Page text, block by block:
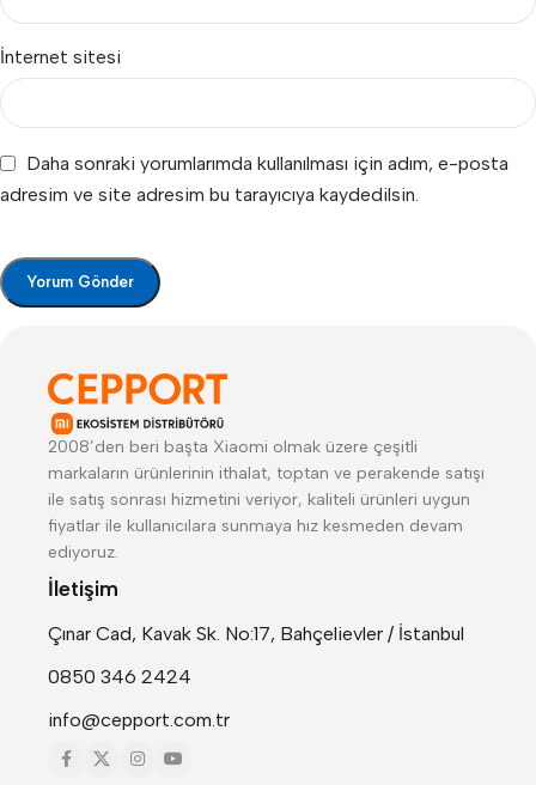
İnternet sitesi
Daha sonraki yorumlarımda kullanılması için adım, e-posta
adresim ve site adresim bu tarayıcıya kaydedilsin.
2008’den beri başta Xiaomi olmak üzere çeşitli
markaların ürünlerinin ithalat, toptan ve perakende satışı
ile satış sonrası hizmetini veriyor, kaliteli ürünleri uygun
fiyatlar ile kullanıcılara sunmaya hız kesmeden devam
ediyoruz.
İletişim
Çınar Cad, Kavak Sk. No:17, Bahçelievler / İstanbul
0850 346 2424
info@cepport.com.tr